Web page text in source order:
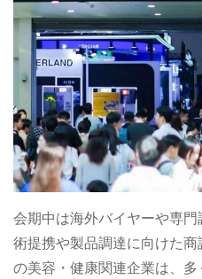
会期中は海外バイヤーや専
術提携や製品調達に向けた
の美容・健康関連企業は、